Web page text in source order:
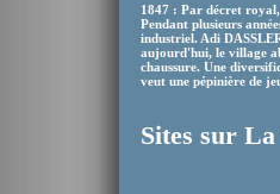
1847 : Par décret royal,
Pendant plusieurs
industriel. Adi
aujourd'hui, le village
chaussure. Une
veut une pépinière de
Sites sur